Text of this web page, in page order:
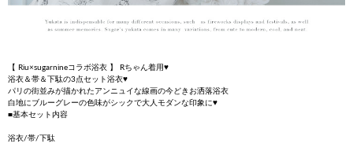
【 Riu×sugarnineコラボ浴衣 】 Rちゃん着用♥
浴衣＆帯＆下駄の3点セット浴衣♥
パリの街並みが描かれたアンニュイな線画の今どきお洒落浴衣
白地にブルーグレーの色味がシックで大人モダンな印象に♥
■基本セット内容
浴衣/帯/下駄